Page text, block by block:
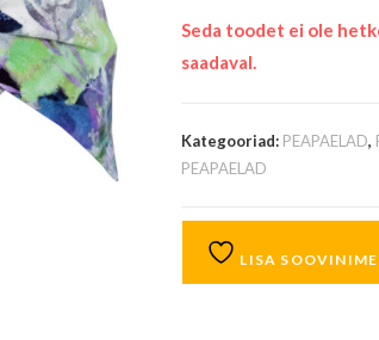
Seda toodet ei ole
saadaval.
Kategooriad: PEAPAELAD,
PEAPAELAD
LISA